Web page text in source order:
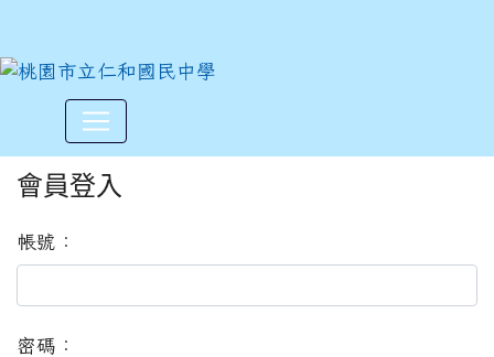
會員登入
帳號：
密碼：